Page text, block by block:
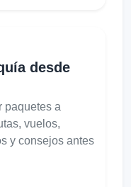
desde
paquetes a
vuelos,
y consejos antes